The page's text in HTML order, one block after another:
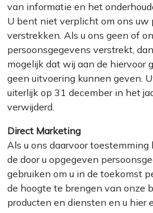
van informatie en het
U bent niet verplicht om ons uw
verstrekken. Als u ons geen of
persoonsgegevens verstrekt,
mogelijk dat wij aan de hiervoor
geen uitvoering kunnen geven.
uiterlijk op 31 december in het
verwijderd.
Direct Marketing
Als u ons daarvoor
de door u opgegeven
gebruiken om u in de toekomst
de hoogte te brengen van onze
producten en diensten en u hier